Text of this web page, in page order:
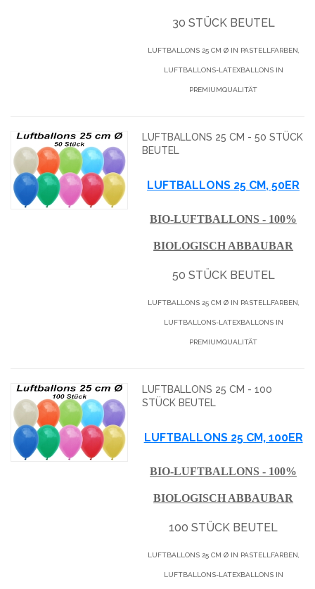
30 STÜCK BEUTEL
LUFTBALLONS 25 CM Ø IN PASTELLFARBEN,
LUFTBALLONS-LATEXBALLONS IN
PREMIUMQUALITÄT
LUFTBALLONS 25 CM - 50 STÜCK
BEUTEL
LUFTBALLONS 25 CM, 50ER
BIO-LUFTBALLONS - 100%
BIOLOGISCH ABBAUBAR
50 STÜCK BEUTEL
LUFTBALLONS 25 CM Ø IN PASTELLFARBEN,
LUFTBALLONS-LATEXBALLONS IN
PREMIUMQUALITÄT
LUFTBALLONS 25 CM - 100
STÜCK BEUTEL
LUFTBALLONS 25 CM, 100ER
BIO-LUFTBALLONS - 100%
BIOLOGISCH ABBAUBAR
100 STÜCK BEUTEL
LUFTBALLONS 25 CM Ø IN PASTELLFARBEN,
LUFTBALLONS-LATEXBALLONS IN